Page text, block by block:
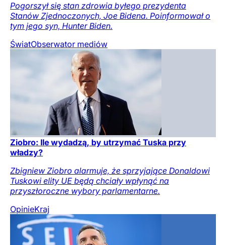
Pogorszył się stan zdrowia byłego prezydenta
Stanów Zjednoczonych, Joe Bidena. Poinformował o
tym jego syn, Hunter Biden.
ŚwiatObserwator mediów
Ziobro: Ile wydadzą, by utrzymać Tuska przy
władzy?
Zbigniew Ziobro alarmuje, że sprzyjające Donaldowi
Tuskowi elity UE będą chciały wpłynąć na
przyszłoroczne wybory parlamentarne.
OpinieKraj